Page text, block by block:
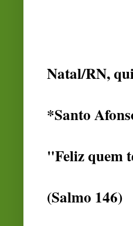
Natal/RN,
*Santo
"Feliz quem
(Salmo 146)